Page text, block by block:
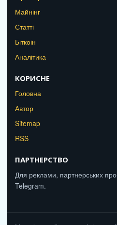
Майнінг
Статті
Біткоін
Аналітика
КОРИСНЕ
Головна
Автор
Sitemap
RSS
ПАРТНЕРСТВО
Для реклами, партнерських
Telegram.